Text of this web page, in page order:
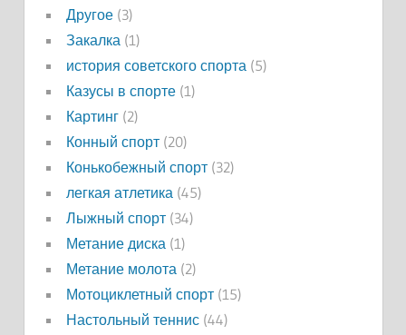
Другое(3)
Закалка(1)
история советского спорта(5)
Казусы в спорте(1)
Картинг(2)
Конный спорт(20)
Конькобежный спорт(32)
легкая атлетика(45)
Лыжный спорт(34)
Метание диска(1)
Метание молота(2)
Мотоциклетный спорт(15)
Настольный теннис(44)